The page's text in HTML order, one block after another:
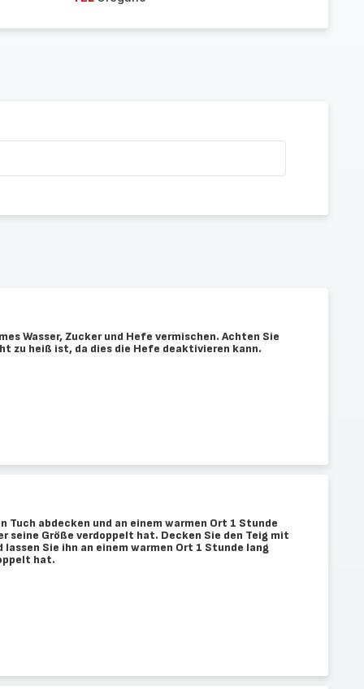
Wasser, Zucker und Hefe vermischen. Achten Sie
zu heiß ist, da dies die Hefe deaktivieren kann.
Tuch abdecken und an einem warmen Ort 1 Stunde
seine Größe verdoppelt hat. Decken Sie den Teig mit
lassen Sie ihn an einem warmen Ort 1 Stunde lang
hat.